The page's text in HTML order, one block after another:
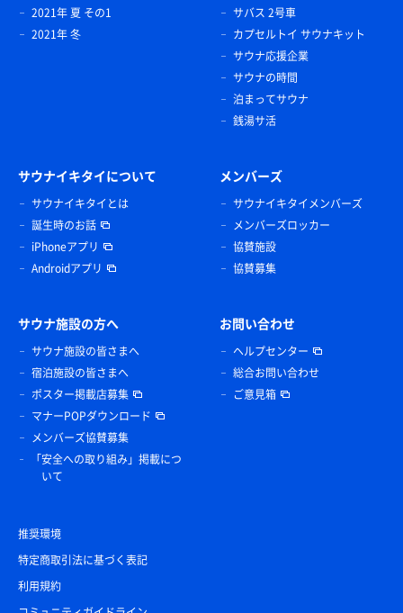
2021年 夏 その1
2021年 冬
サバス 2号車
カプセルトイ サウナキット
サウナ応援企業
サウナの時間
泊まってサウナ
銭湯サ活
サウナイキタイについて
サウナイキタイとは
誕生時のお話
iPhoneアプリ
Androidアプリ
メンバーズ
サウナイキタイメンバーズ
メンバーズロッカー
協賛施設
協賛募集
サウナ施設の方へ
サウナ施設の皆さまへ
宿泊施設の皆さまへ
ポスター掲載店募集
マナーPOPダウンロード
メンバーズ協賛募集
「安全への取り組み」掲載につ
いて
お問い合わせ
ヘルプセンター
総合お問い合わせ
ご意見箱
推奨環境
特定商取引法に基づく表記
利用規約